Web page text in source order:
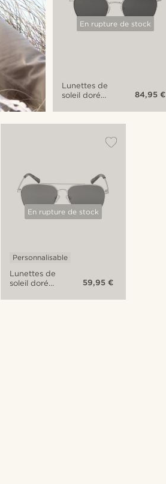
En rupture de stock
Lunettes de
soleil dorées
à verres gris
84,95 €
En rupture de stock
Lunettes de
soleil dorées
Thea dorées
Personnalisable
59,95 €